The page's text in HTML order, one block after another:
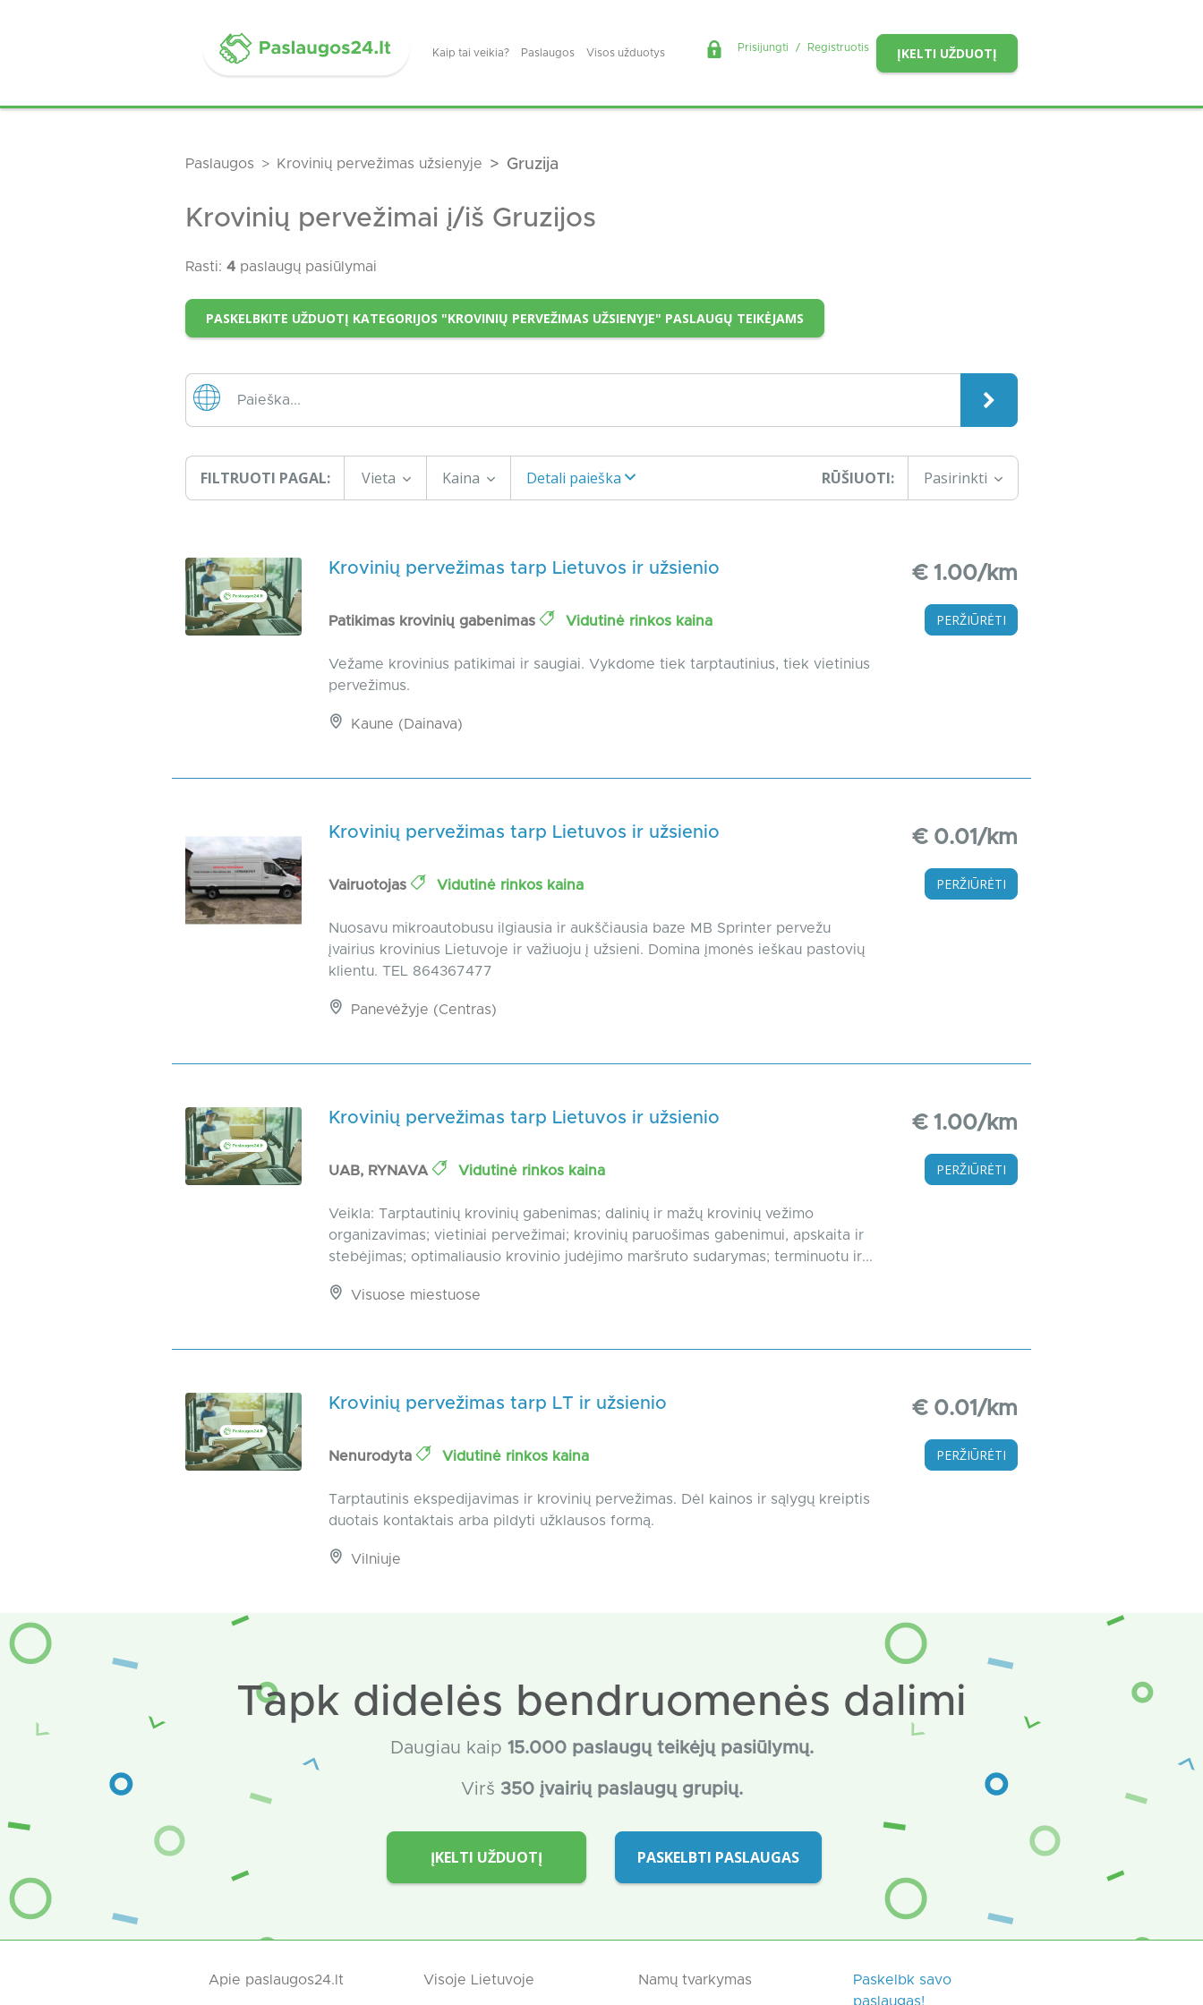
Kaip tai veikia? Paslaugos Visos užduotys ĮKELTI UŽDUOTĮ
Prisijungti / Registruotis
Paslaugos Krovinių pervežimas užsienyje Gruzija
Krovinių pervežimai į/iš Gruzijos
Rasti: 4 paslaugų pasiūlymai
PASKELBKITE UŽDUOTĮ KATEGORIJOS "KROVINIŲ PERVEŽIMAS UŽSIENYJE" PASLAUGŲ TEIKĖJAMS
FILTRUOTI PAGAL: Vieta Kaina Detali paieška RŪŠIUOTI: Pasirinkti
Krovinių pervežimas tarp Lietuvos ir užsienio
Patikimas krovinių gabenimas Vidutinė rinkos kaina
Vežame krovinius patikimai ir saugiai. Vykdome tiek tarptautinius, tiek vietinius
pervežimus.
Kaune (Dainava)
€ 1.00/km
PERŽIŪRĖTI
Krovinių pervežimas tarp Lietuvos ir užsienio
Vairuotojas Vidutinė rinkos kaina
Nuosavu mikroautobusu ilgiausia ir aukščiausia baze MB Sprinter pervežu
įvairius krovinius Lietuvoje ir važiuoju į užsieni. Domina įmonės ieškau pastovių
klientu. TEL 864367477
Panevėžyje (Centras)
€ 0.01/km
PERŽIŪRĖTI
Krovinių pervežimas tarp Lietuvos ir užsienio
UAB, RYNAVA Vidutinė rinkos kaina
Veikla: Tarptautinių krovinių gabenimas; dalinių ir mažų krovinių vežimo
organizavimas; vietiniai pervežimai; krovinių paruošimas gabenimui, apskaita ir
stebėjimas; optimaliausio krovinio judėjimo maršruto sudarymas; terminuotu ir...
Visuose miestuose
€ 1.00/km
PERŽIŪRĖTI
Krovinių pervežimas tarp LT ir užsienio
Nenurodyta Vidutinė rinkos kaina
Tarptautinis ekspedijavimas ir krovinių pervežimas. Dėl kainos ir sąlygų kreiptis
duotais kontaktais arba pildyti užklausos formą.
Vilniuje
€ 0.01/km
PERŽIŪRĖTI
Tapk didelės bendruomenės dalimi
Daugiau kaip 15.000 paslaugų teikėjų pasiūlymų.
Virš 350 įvairių paslaugų grupių.
ĮKELTI UŽDUOTĮ PASKELBTI PASLAUGAS
Apie paslaugos24.lt Visoje Lietuvoje Namų tvarkymas
Paskelbk savo
paslaugas!